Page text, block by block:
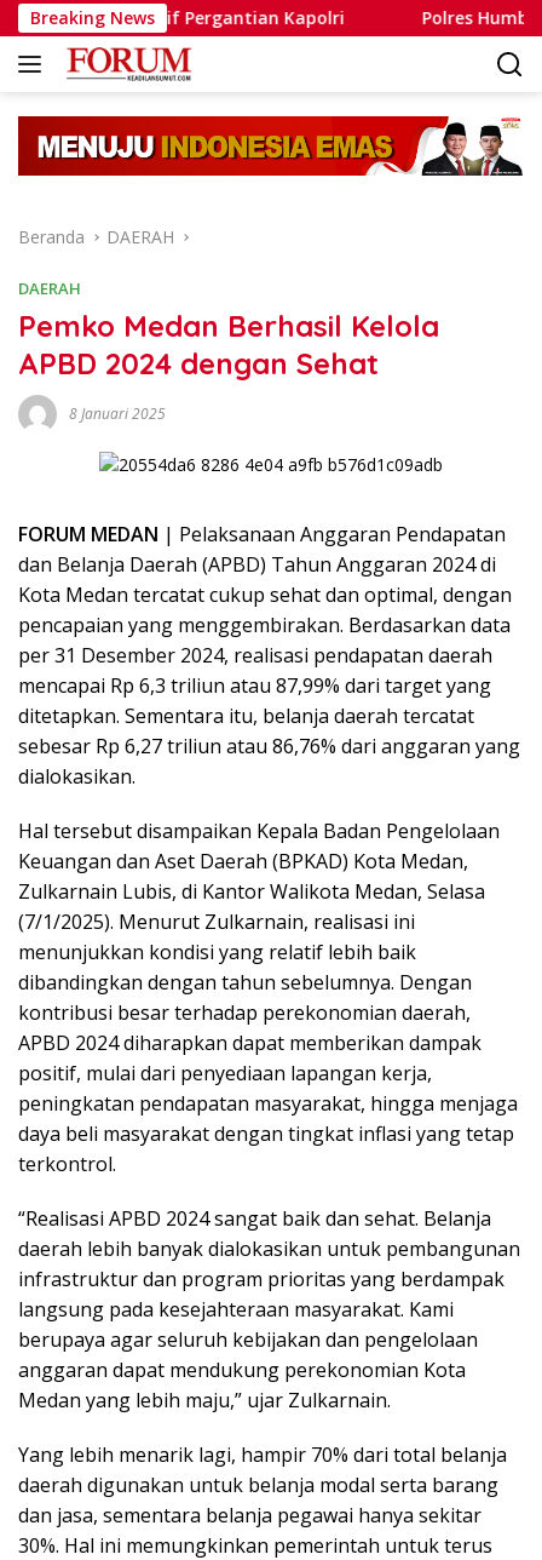
Langsung
ke
konten
Breaking News
Pergantian Kapolri Polres Humbahas
Beranda DAERAH
DAERAH
Pemko Medan Berhasil Kelola
APBD 2024 dengan Sehat
8 Januari 2025
FORUM MEDAN | Pelaksanaan Anggaran Pendapatan
dan Belanja Daerah (APBD) Tahun Anggaran 2024 di
Kota Medan tercatat cukup sehat dan optimal, dengan
pencapaian yang menggembirakan. Berdasarkan data
per 31 Desember 2024, realisasi pendapatan daerah
mencapai Rp 6,3 triliun atau 87,99% dari target yang
ditetapkan. Sementara itu, belanja daerah tercatat
sebesar Rp 6,27 triliun atau 86,76% dari anggaran yang
dialokasikan.
Hal tersebut disampaikan Kepala Badan Pengelolaan
Keuangan dan Aset Daerah (BPKAD) Kota Medan,
Zulkarnain Lubis, di Kantor Walikota Medan, Selasa
(7/1/2025). Menurut Zulkarnain, realisasi ini
menunjukkan kondisi yang relatif lebih baik
dibandingkan dengan tahun sebelumnya. Dengan
kontribusi besar terhadap perekonomian daerah,
APBD 2024 diharapkan dapat memberikan dampak
positif, mulai dari penyediaan lapangan kerja,
peningkatan pendapatan masyarakat, hingga menjaga
daya beli masyarakat dengan tingkat inflasi yang tetap
terkontrol.
“Realisasi APBD 2024 sangat baik dan sehat. Belanja
daerah lebih banyak dialokasikan untuk pembangunan
infrastruktur dan program prioritas yang berdampak
langsung pada kesejahteraan masyarakat. Kami
berupaya agar seluruh kebijakan dan pengelolaan
anggaran dapat mendukung perekonomian Kota
Medan yang lebih maju,” ujar Zulkarnain.
Yang lebih menarik lagi, hampir 70% dari total belanja
daerah digunakan untuk belanja modal serta barang
dan jasa, sementara belanja pegawai hanya sekitar
30%. Hal ini memungkinkan pemerintah untuk terus